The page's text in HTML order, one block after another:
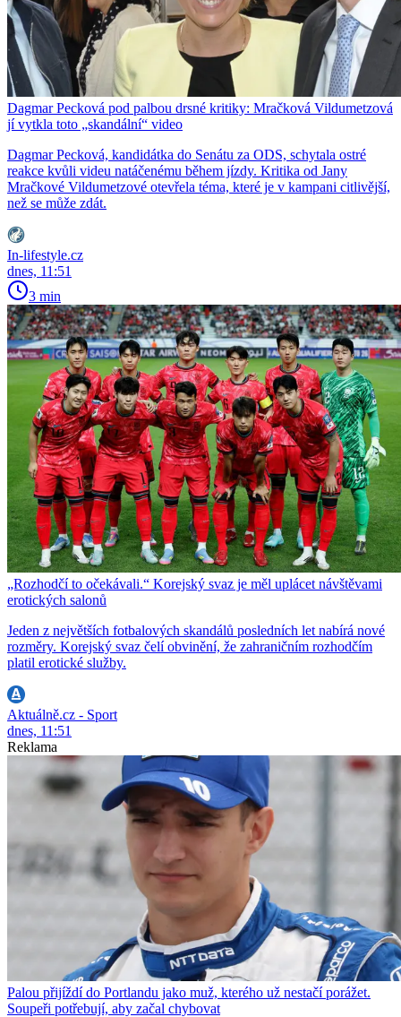
Dagmar Pecková pod palbou drsné kritiky: Mračková Vildumetzová
jí vytkla toto „skandální“ video
Dagmar Pecková, kandidátka do Senátu za ODS, schytala ostré
reakce kvůli videu natáčenému během jízdy. Kritika od Jany
Mračkové Vildumetzové otevřela téma, které je v kampani citlivější,
než se může zdát.
In-lifestyle.cz
dnes, 11:51
3 min
„Rozhodčí to očekávali.“ Korejský svaz je měl uplácet návštěvami
erotických salonů
Jeden z největších fotbalových skandálů posledních let nabírá nové
rozměry. Korejský svaz čelí obvinění, že zahraničním rozhodčím
platil erotické služby.
Aktuálně.cz - Sport
dnes, 11:51
Reklama
Palou přijíždí do Portlandu jako muž, kterého už nestačí porážet.
Soupeři potřebují, aby začal chybovat